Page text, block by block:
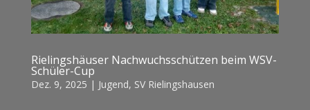
Rielingshäuser Nachwuchsschützen beim WSV-
Schüler-Cup
Dez. 9, 2025 | Jugend, SV Rielingshausen